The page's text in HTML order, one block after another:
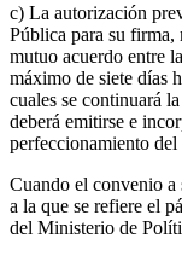
c) La autorización
Pública para su
mutuo acuerdo entre
máximo de siete días
cuales se continuará
deberá emitirse e
perfeccionamiento
Cuando el convenio a
a la que se refiere el
del Ministerio de